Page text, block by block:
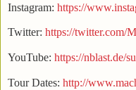
Instagram: https://
Twitter: https://twitter.com/
YouTube: https://nblast.de/
Tour Dates: http://